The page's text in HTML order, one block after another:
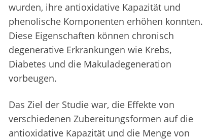
wurden, ihre antioxidative Kapazität und
phenolische Komponenten erhöhen konnten.
Diese Eigenschaften können chronisch
degenerative Erkrankungen wie Krebs,
Diabetes und die Makuladegeneration
vorbeugen.
Das Ziel der Studie war, die Effekte von
verschiedenen Zubereitungsformen auf die
antioxidative Kapazität und die Menge von